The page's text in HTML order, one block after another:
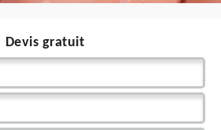
Devis gratuit